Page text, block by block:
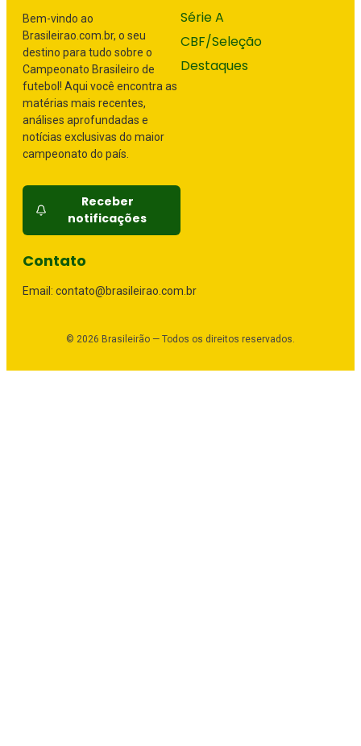
Bem-vindo ao
Brasileirao.com.br, o seu
destino para tudo sobre o
Campeonato Brasileiro de
futebol! Aqui você encontra as
matérias mais recentes,
análises aprofundadas e
notícias exclusivas do maior
campeonato do país.
Receber
notificações
Série A
CBF/Seleção
Destaques
Contato
Email: contato@brasileirao.com.br
© 2026 Brasileirão — Todos os direitos reservados.